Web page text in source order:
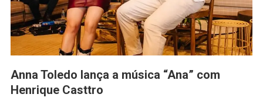
Anna Toledo lança a música “Ana” com
Henrique Casttro